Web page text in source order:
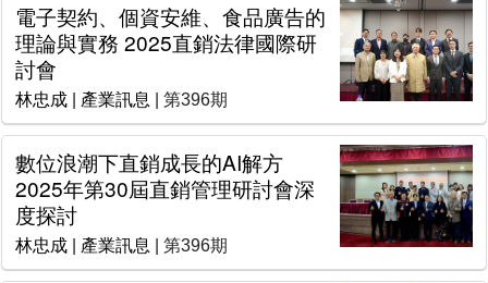
電子契約、個資安維、食品廣告的
理論與實務 2025直銷法律國際研
討會
林忠成 產業訊息 | 第396期
數位浪潮下直銷成長的AI解方
2025年第30屆直銷管理研討會深
度探討
林忠成 產業訊息 | 第396期